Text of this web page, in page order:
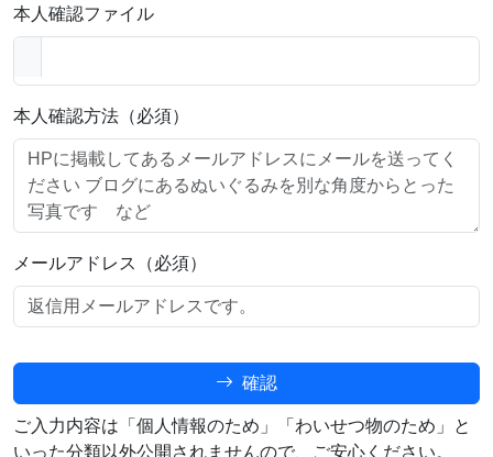
本人確認ファイル
本人確認方法（必須）
メールアドレス（必須）
確認
ご入力内容は「個人情報のため」「わいせつ物のため」と
いった分類以外公開されませんので、ご安心ください。